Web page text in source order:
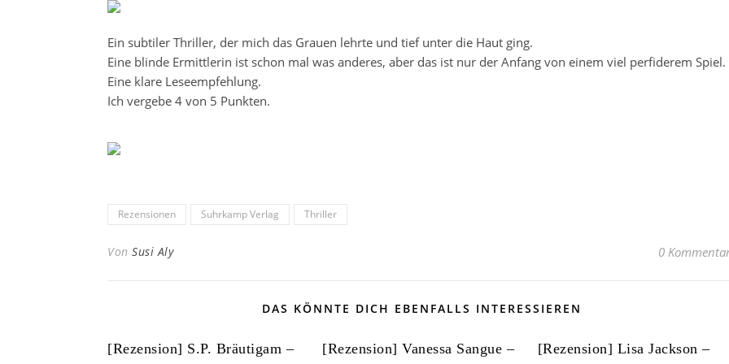
Ein subtiler Thriller, der mich das Grauen lehrte und tief unter die Haut ging.
Eine blinde Ermittlerin ist schon mal was anderes, aber das ist nur der Anfang von einem viel perfiderem Spiel.
Eine klare Leseempfehlung.
Ich vergebe 4 von 5 Punkten.
Rezensionen Suhrkamp Verlag Thriller
Von Susi Aly 0
DAS KÖNNTE DICH EBENFALLS INTERESSIEREN
[Rezension] S.P. Bräutigam –
[Rezension] Vanessa Sangue –
[Rezension] Lisa Jackson –